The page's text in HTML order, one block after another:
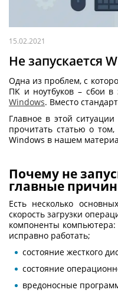
15.02.2021
Не запускается
Одна из проблем, с
ПК и ноутбуков – сбои в
Windows. Вместо
Главное в этой
прочитать статью о том,
Windows в нашем
Почему не
главные
Есть несколько
скорость загрузки
компоненты
исправно работать;
состояние жесткого
состояние
вредоносные